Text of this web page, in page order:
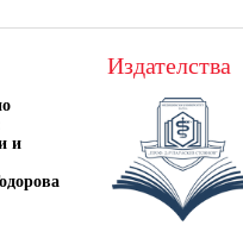
и
Издателства